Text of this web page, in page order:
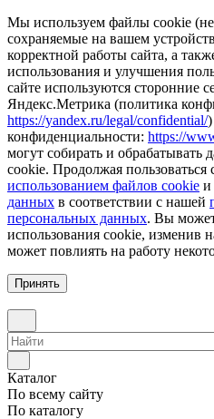
Мы используем файлы cookie
сохраняемые на вашем
корректной работы сайта, а
использования и улучшения
сайте используются сторонние
Яндекс.Метрика (политика
https://yandex.ru/legal/confidential/
конфиденциальности: https://
могут собирать и обрабатывать
cookie. Продолжая пользоваться
использованием файлов cookie и
данных в соответствии с нашей
персональных данных. Вы
использования cookie, изменив
может повлиять на работу
Принять
Каталог
По всему сайту
По каталогу